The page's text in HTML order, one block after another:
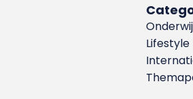
Lifestyle